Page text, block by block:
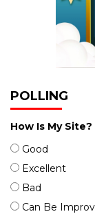
POLLING
How Is My Site?
Good
Excellent
Bad
Can Be